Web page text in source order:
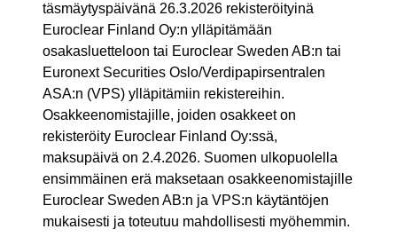
täsmäytyspäivänä 26.3.2026 rekisteröityinä
Euroclear Finland Oy:n ylläpitämään
osakasluetteloon tai Euroclear Sweden AB:n tai
Euronext Securities Oslo/Verdipapirsentralen
ASA:n (VPS) ylläpitämiin rekistereihin.
Osakkeenomistajille, joiden osakkeet on
rekisteröity Euroclear Finland Oy:ssä,
maksupäivä on 2.4.2026. Suomen ulkopuolella
ensimmäinen erä maksetaan osakkeenomistajille
Euroclear Sweden AB:n ja VPS:n käytäntöjen
mukaisesti ja toteutuu mahdollisesti myöhemmin.